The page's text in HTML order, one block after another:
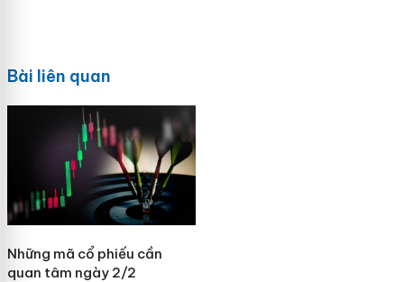
Bài liên quan
Những mã cổ phiếu cần
quan tâm ngày 2/2